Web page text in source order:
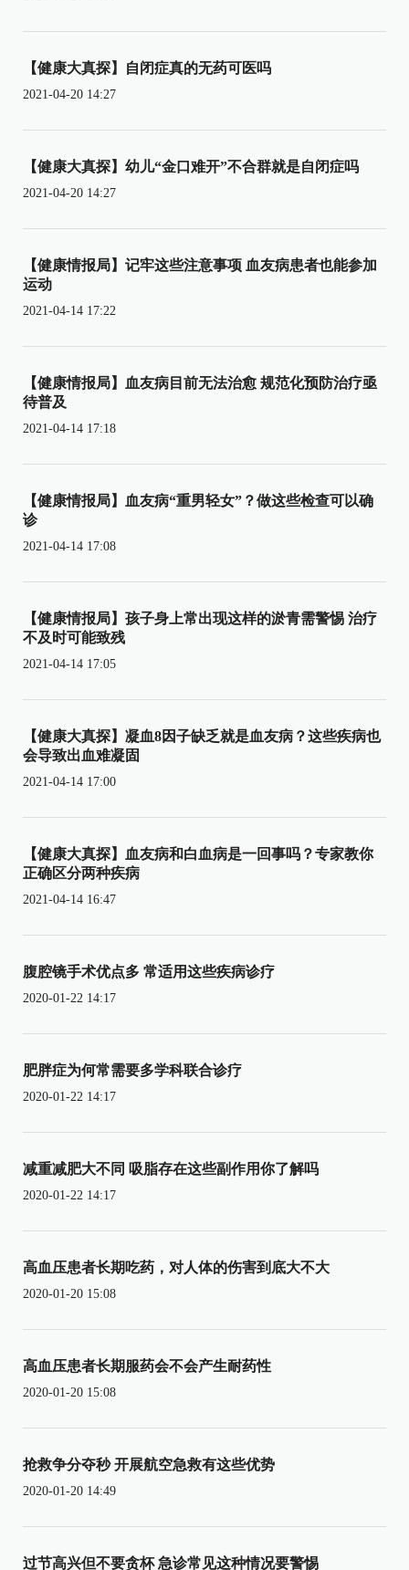
【健康大真探】自闭症真的无药可医吗
2021-04-20 14:27
【健康大真探】幼儿“金口难开”不合群就是自闭症吗
2021-04-20 14:27
【健康情报局】记牢这些注意事项 血友病患者也能参加
运动
2021-04-14 17:22
【健康情报局】血友病目前无法治愈 规范化预防治疗亟
待普及
2021-04-14 17:18
【健康情报局】血友病“重男轻女”？做这些检查可以确
诊
2021-04-14 17:08
【健康情报局】孩子身上常出现这样的淤青需警惕 治疗
不及时可能致残
2021-04-14 17:05
【健康大真探】凝血8因子缺乏就是血友病？这些疾病也
会导致出血难凝固
2021-04-14 17:00
【健康大真探】血友病和白血病是一回事吗？专家教你
正确区分两种疾病
2021-04-14 16:47
腹腔镜手术优点多 常适用这些疾病诊疗
2020-01-22 14:17
肥胖症为何常需要多学科联合诊疗
2020-01-22 14:17
减重减肥大不同 吸脂存在这些副作用你了解吗
2020-01-22 14:17
高血压患者长期吃药，对人体的伤害到底大不大
2020-01-20 15:08
高血压患者长期服药会不会产生耐药性
2020-01-20 15:08
抢救争分夺秒 开展航空急救有这些优势
2020-01-20 14:49
过节高兴但不要贪杯 急诊常见这种情况要警惕